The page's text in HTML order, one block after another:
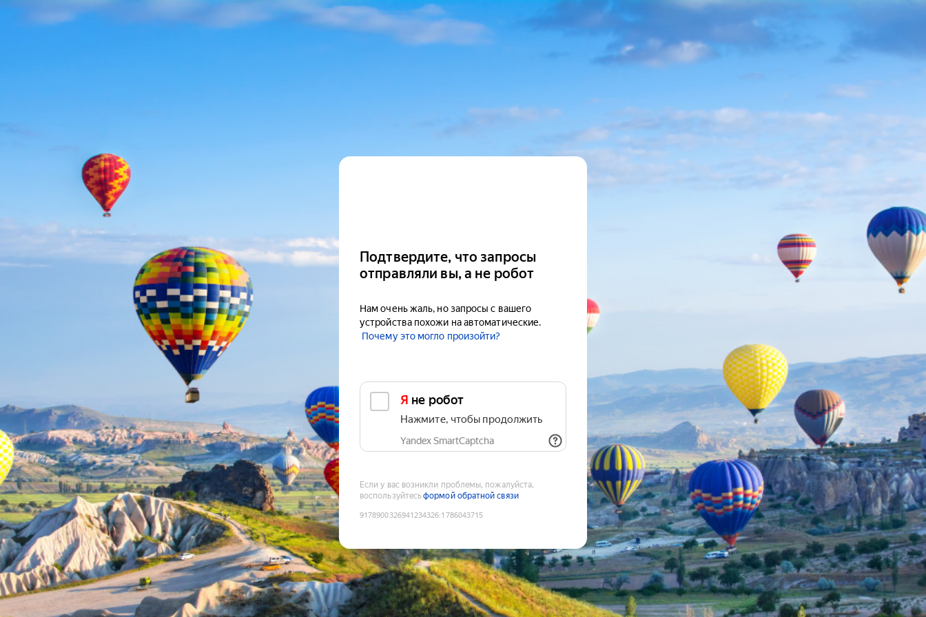
Подтвердите, что запросы
отправляли вы, а не робот
Нам очень жаль, но запросы с вашего
устройства похожи на автоматические.
Почему это могло произойти?
Я не робот
Нажмите, чтобы продолжить
Yandex SmartCaptcha
Если у вас возникли проблемы, пожалуйста,
воспользуйтесьформой обратной связи
9178900326941234326:1786043715